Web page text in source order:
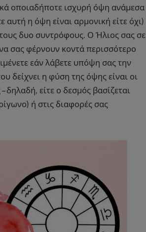
οποιαδήποτε ισχυρή όψη ανάμεσα
αυτή η όψη είναι αρμονική είτε όχι)
δυο συντρόφους. Ο Ήλιος σας σε
σας φέρνουν κοντά περισσότερο
εάν λάβετε υπόψη σας την
δείχνει η φύση της όψης είναι οι
δηλαδή, είτε ο δεσμός βασίζεται
ή στις διαφορές σας